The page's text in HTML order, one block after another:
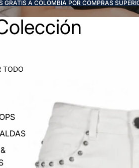
GRATIS A COLOMBIA POR COMPRAS
TODO